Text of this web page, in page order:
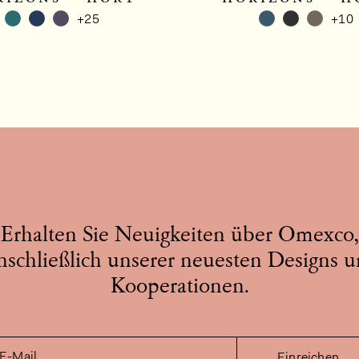
+25 +10
Erhalten Sie Neuigkeiten über Omexco,
unserer neuesten Designs
Kooperationen.